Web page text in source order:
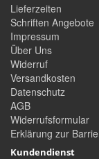
Lieferzeiten
Schriften Angebote
Impressum
Über Uns
Widerruf
Versandkosten
Datenschutz
AGB
Widerrufsformular
Erklärung zur
Kundendienst